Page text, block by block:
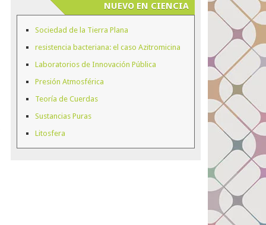
NUEVO EN CIENCIA
Sociedad de la Tierra Plana
resistencia bacteriana: el caso Azitromicina
Laboratorios de Innovación Pública
Presión Atmosférica
Teoría de Cuerdas
Sustancias Puras
Litosfera